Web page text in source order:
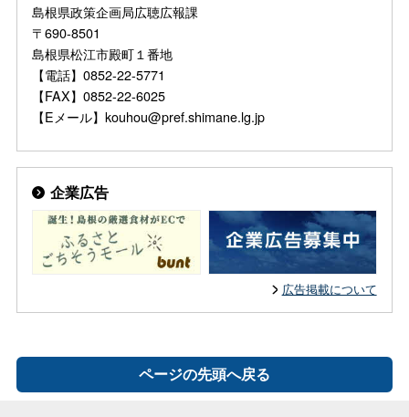
島根県政策企画局広聴広報課
〒690-8501
島根県松江市殿町１番地
【電話】0852-22-5771
【FAX】0852-22-6025
【Eメール】kouhou@pref.shimane.lg.jp
企業広告
広告掲載について
ページの先頭へ戻る